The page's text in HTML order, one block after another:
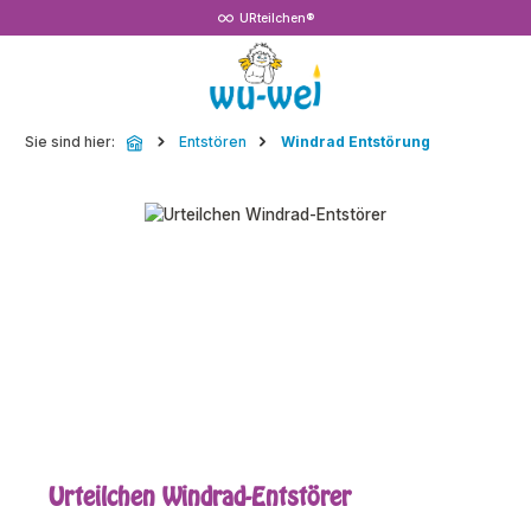
URteilchen®
Sie sind hier: Entstören Windrad Entstörung
Bildergalerie überspringen
Urteilchen Windrad-Entstörer